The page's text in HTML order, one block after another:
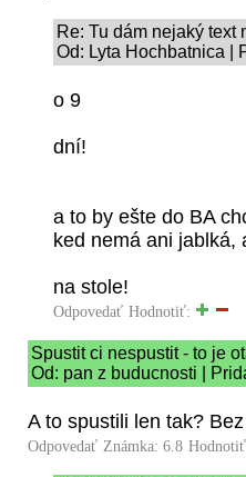
Re: Tu dám nejaký
Od: Lyta Hochbatnica |
o 9
dní!
a to by ešte do BA
ked nemá ani jablká,
na stole!
Odpovedať Hodnotiť:
Spustit ci nespustit - to je
Od: pan z buducnosti |
A to spustili len tak?
Odpovedať Známka: 6.8